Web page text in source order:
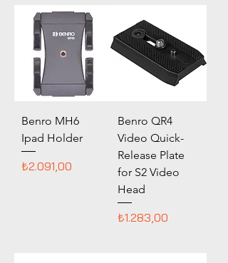
Benro MH6
Ipad Holder
Fiyat
₺2.091,00
Benro QR4
Video Quick-
Release Plate
for S2 Video
Head
Fiyat
₺1.283,00